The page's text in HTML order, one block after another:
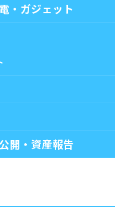
・ガジェット
開・資産報告